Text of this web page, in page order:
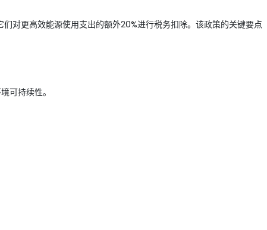
对更高效能源使用支出的额外20%进行税务扣除。该政策的关键要点
可持续性。